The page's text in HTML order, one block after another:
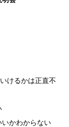
けるかは正直不
かわからない